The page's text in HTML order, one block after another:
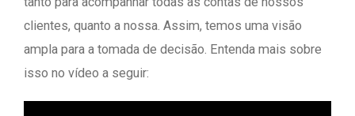
clientes, quanto a nossa. Assim, temos uma visão
ampla para a tomada de decisão. Entenda mais sobre
isso no vídeo a seguir: